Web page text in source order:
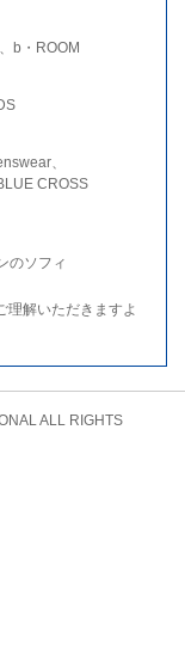
b・ROOM
、
CROSS
のソフィ
理解いただきますよ